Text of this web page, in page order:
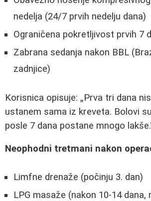
nedelja (24/7 prvih nedelju dana)
Ograničena pokretljivost prvih 7
Zabrana sedanja nakon BBL
zadnjice)
Korisnica opisuje:
Prva tri dana
ustanem sama iz kreveta. Bolovi
posle 7 dana postane mnogo lakše.
Neophodni tretmani nakon
Limfne drenaže (počinju 3. dan)
LPG masaže (nakon 10-14 dana,